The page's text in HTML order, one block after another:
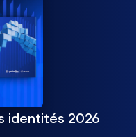
identités 2026